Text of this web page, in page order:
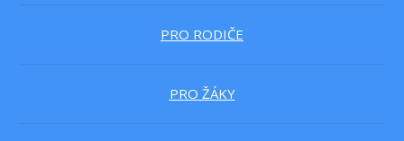
PRO RODIČE
PRO ŽÁKY